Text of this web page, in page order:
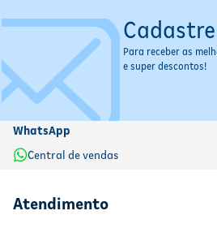
Para receber as
e super descontos!
WhatsApp
Central de vendas
Atendimento